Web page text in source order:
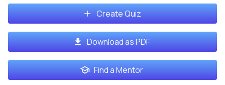
Create Quiz
Download as PDF
Find a Mentor